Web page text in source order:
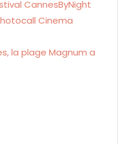
la plage Magnum a